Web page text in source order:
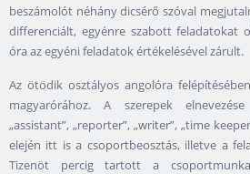
beszámolót néhány dicsérő szóval
differenciált, egyénre szabott feladatokat
óra az egyéni feladatok értékelésével zárult.
Az ötödik osztályos angolóra
magyarórához. A szerepek
„assistant”, „reporter”, „writer”, „time
elején itt is a csoportbeosztás, illetve a
Tizenöt percig tartott a